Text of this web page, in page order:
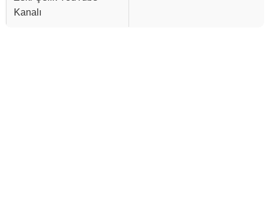
Kanalı